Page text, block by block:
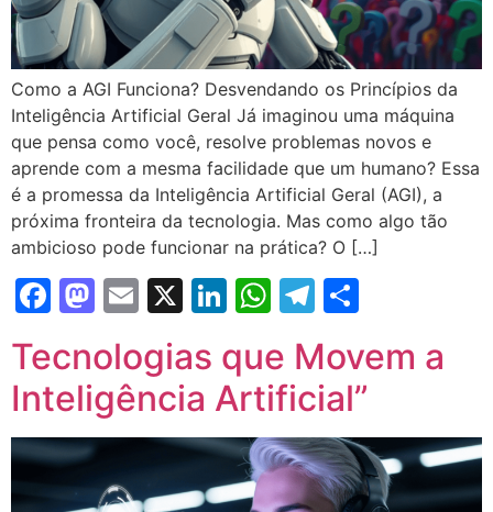
Como a AGI Funciona? Desvendando os Princípios da
Inteligência Artificial Geral Já imaginou uma máquina
que pensa como você, resolve problemas novos e
aprende com a mesma facilidade que um humano? Essa
é a promessa da Inteligência Artificial Geral (AGI), a
próxima fronteira da tecnologia. Mas como algo tão
ambicioso pode funcionar na prática? O […]
Facebook
Mastodon
Email
X LinkedIn
WhatsApp
Telegram
Tecnologias que Movem a
Inteligência Artificial”